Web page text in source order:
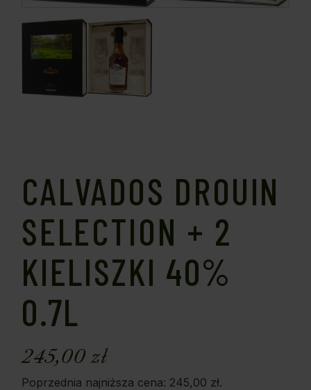
CALVADOS DROUIN
SELECTION + 2
KIELISZKI 40%
0.7L
245,00zł
Poprzednia najniższa cena: 245,00 zł.